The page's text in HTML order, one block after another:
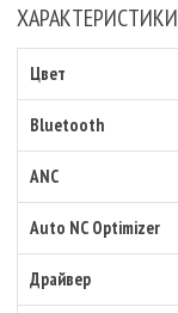
ХАРАКТЕРИСТИКИ
Цвет
Bluetooth
ANC
Auto NC Optimizer
Драйвер